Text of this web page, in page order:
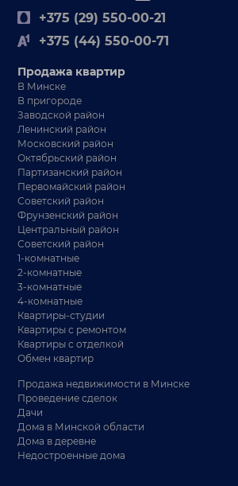
+375 (29) 550-00-21
+375 (44) 550-00-71
Продажа квартир
В Минске
В пригороде
Заводской район
Ленинский район
Московский район
Октябрьский район
Партизанский район
Первомайский район
Советский район
Фрунзенский район
Центральный район
Советский район
1-комнатные
2-комнатные
3-комнатные
4-комнатные
Квартиры-студии
Квартиры с ремонтом
Квартиры с отделкой
Обмен квартир
Продажа недвижимости в Минске
Проведение сделок
Дачи
Дома в Минской области
Дома в деревне
Недостроенные дома